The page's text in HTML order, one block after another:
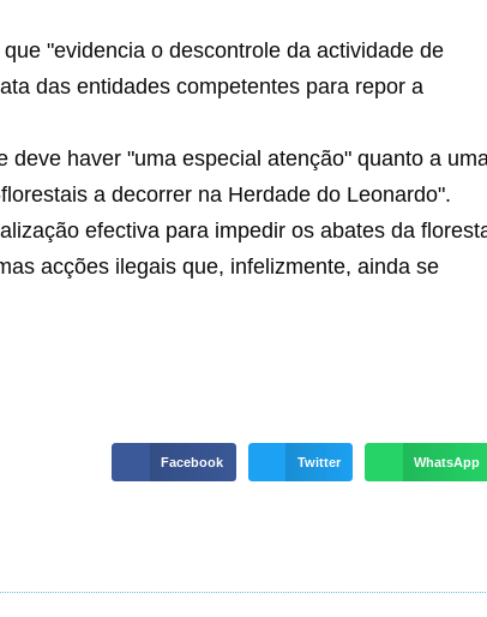
"evidencia o descontrole da actividade de
das entidades competentes para repor a
haver "uma especial atenção" quanto a
a decorrer na Herdade do Leonardo".
efectiva para impedir os abates da
acções ilegais que, infelizmente, ainda se
Facebook Twitter WhatsApp